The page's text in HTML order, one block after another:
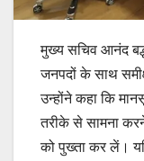
मुख्य सचिव आनंद
जनपदों के साथ
उन्होंने कहा कि
तरीके से सामना
को पुख्ता कर लें।